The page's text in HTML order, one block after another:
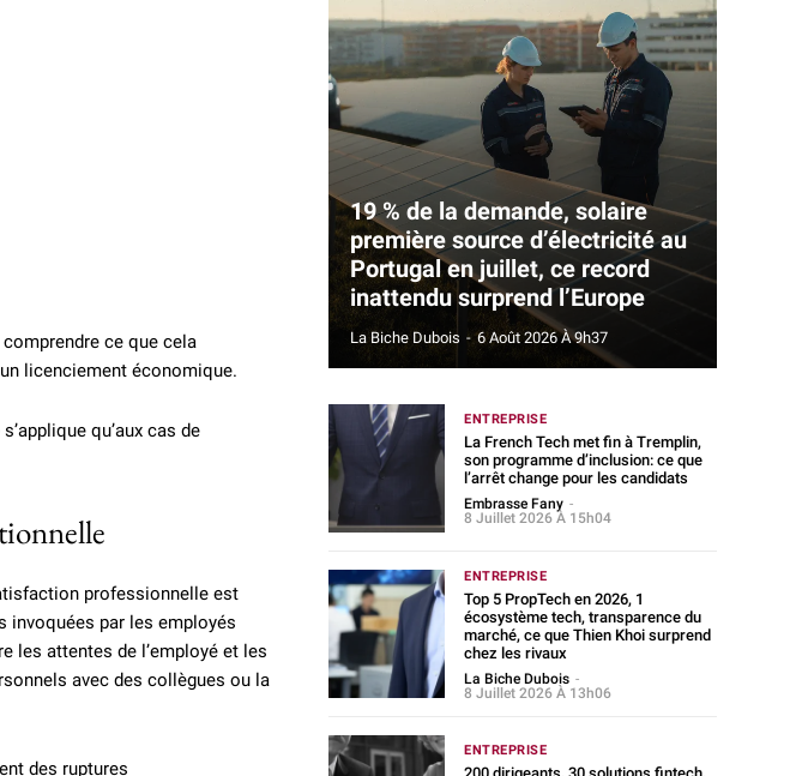
ce que cela
licenciement économique.
qu’aux cas de
professionnelle est
invoquées par les employés
les attentes de l’employé et les
avec des collègues ou la
des ruptures
19 % de la demande, solaire
première source d’électricité au
Portugal en juillet, ce record
inattendu surprend l’Europe
La Biche Dubois - 6 Août 2026 À 9h37
ENTREPRISE
La French Tech met fin à Tremplin,
son programme d’inclusion: ce que
l’arrêt change pour les candidats
Embrasse Fany -
8 Juillet 2026 À 15h04
ENTREPRISE
Top 5 PropTech en 2026, 1
écosystème tech, transparence du
marché, ce que Thien Khoi surprend
chez les rivaux
La Biche Dubois -
8 Juillet 2026 À 13h06
ENTREPRISE